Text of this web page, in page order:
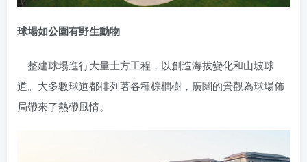
球場如公園有野生動物
整建球場進行大量土方工程，以創造海拔變化和山坡球
道。大多數球道都排列著各種棕櫚樹，廣闊的景觀為球場佈
局帶來了熱帶風情。